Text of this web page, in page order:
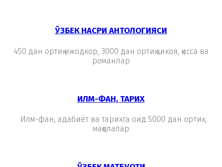
ЎЗБЕК НАСРИ АНТОЛОГИЯСИ
450 дан ортиқ ижодкор, 3000 дан ортиқ ҳикоя, қисса ва
романлар
ИЛМ-ФАН, ТАРИХ
Илм-фан, адабиёт ва тарихга оид 5000 дан ортиқ
мақолалар